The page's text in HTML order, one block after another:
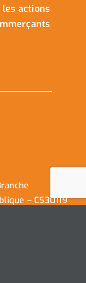
les actions
– CS30119